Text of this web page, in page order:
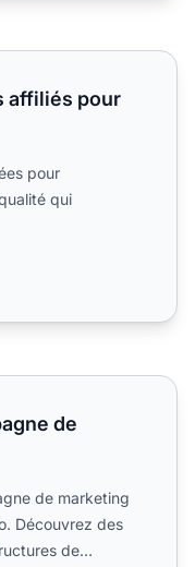
votre programme
affiliés pour
pour
qui
d'affiliation
de
de marketing
Découvrez des
de